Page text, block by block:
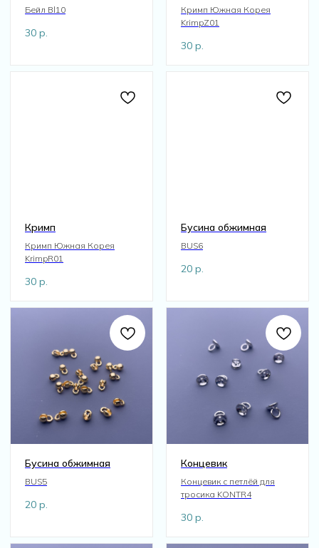
Бейл Bl10
30 р.
Кримп Южная Корея
KrimpZ01
30 р.
Кримп
Кримп Южная Корея
KrimpR01
30 р.
Бусина обжимная
BUS6
20 р.
Бусина обжимная
BUS5
20 р.
Концевик
Концевик с петлёй для
тросика KONTR4
30 р.